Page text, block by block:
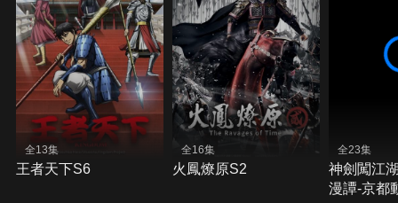
全13集
王者天下S6
全16集
火鳳燎原S2
全23集
神劍闖江
漫譚-京都